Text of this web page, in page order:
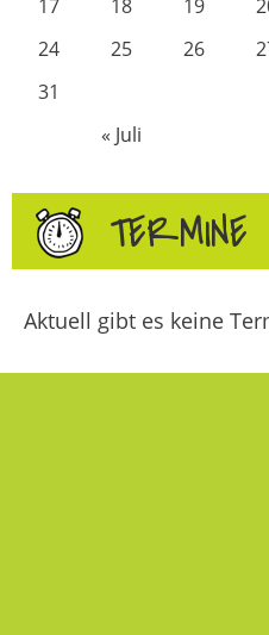
17
18 19
24
25 26
31
« Juli
TERMINE
Aktuell gibt es keine